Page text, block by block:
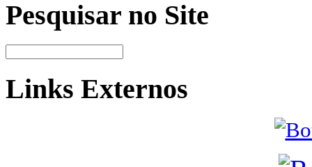
Pesquisar no Site
Links Externos